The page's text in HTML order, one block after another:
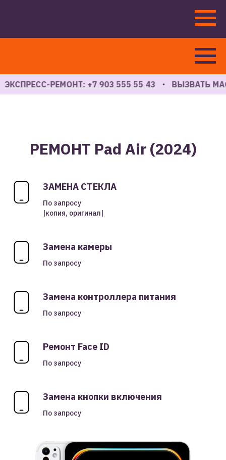
РЕМОНТ: +7 903 555 55 43 ВЫЗВАТЬ
РЕМОНТ Pad Air (2024)
ЗАМЕНА СТЕКЛА
По запросу
|копия, оригинал|
Замена камеры
По запросу
Замена контроллера питания
По запросу
Ремонт Face ID
По запросу
Замена кнопки включения
По запросу